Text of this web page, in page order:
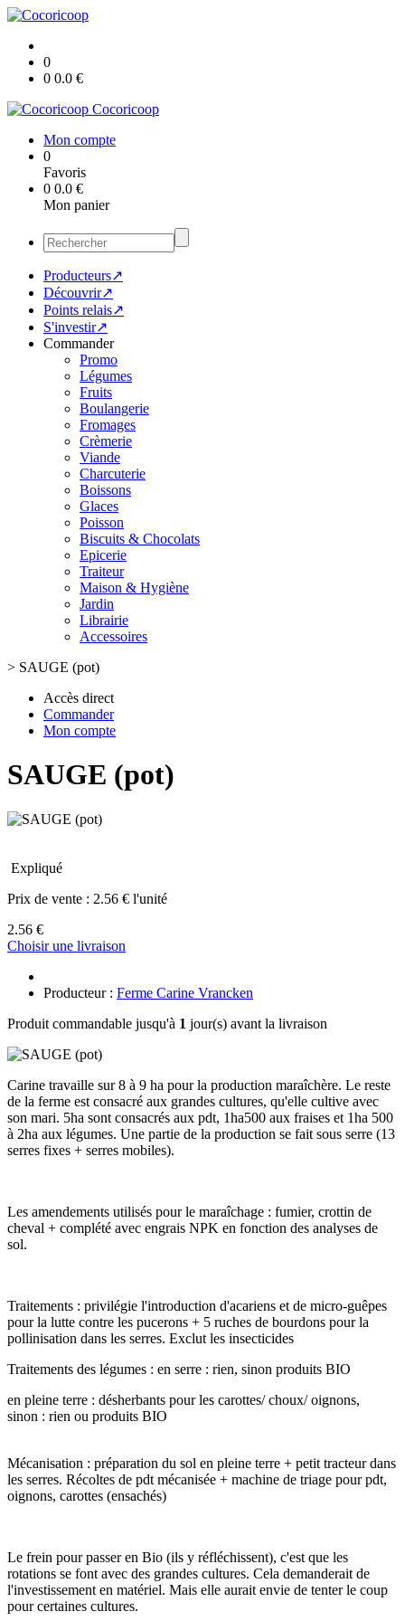
0
0 0.0 €
Cocoricoop
Mon compte
0
Favoris
0 0.0 €
Mon panier
Producteurs↗
Découvrir↗
Points relais↗
S'investir↗
Commander
Promo
Légumes
Fruits
Boulangerie
Fromages
Crèmerie
Viande
Charcuterie
Boissons
Glaces
Poisson
Biscuits & Chocolats
Epicerie
Traiteur
Maison & Hygiène
Jardin
Librairie
Accessoires
> SAUGE (pot)
Accès direct
Commander
Mon compte
SAUGE (pot)
Expliqué
Prix de vente : 2.56 € l'unité
2.56 €
Choisir une livraison
Producteur : Ferme Carine Vrancken
Produit commandable jusqu'à 1 jour(s) avant la livraison
Carine travaille sur 8 à 9 ha pour la production maraîchère. Le reste
de la ferme est consacré aux grandes cultures, qu'elle cultive avec
son mari. 5ha sont consacrés aux pdt, 1ha500 aux fraises et 1ha 500
à 2ha aux légumes. Une partie de la production se fait sous serre (13
serres fixes + serres mobiles).
Les amendements utilisés pour le maraîchage : fumier, crottin de
cheval + complété avec engrais NPK en fonction des analyses de
sol.
Traitements : privilégie l'introduction d'acariens et de micro-guêpes
pour la lutte contre les pucerons + 5 ruches de bourdons pour la
pollinisation dans les serres. Exclut les insecticides
Traitements des légumes : en serre : rien, sinon produits BIO
en pleine terre : désherbants pour les carottes/ choux/ oignons,
sinon : rien ou produits BIO
Mécanisation : préparation du sol en pleine terre + petit tracteur dans
les serres. Récoltes de pdt mécanisée + machine de triage pour pdt,
oignons, carottes (ensachés)
Le frein pour passer en Bio (ils y réfléchissent), c'est que les
rotations se font avec des grandes cultures. Cela demanderait de
l'investissement en matériel. Mais elle aurait envie de tenter le coup
pour certaines cultures.